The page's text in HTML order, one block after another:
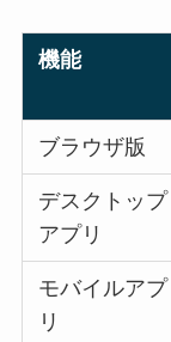
機能
ブラウザ版
デスクトップ
アプリ
モバイルアプ
リ